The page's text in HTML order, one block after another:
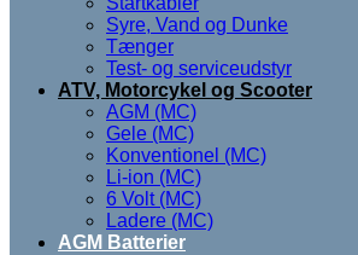
Syre, Vand og Dunke
Tænger
Test- og serviceudstyr
ATV, Motorcykel og Scooter
AGM (MC)
Gele (MC)
Konventionel (MC)
Li-ion (MC)
6 Volt (MC)
Ladere (MC)
AGM Batterier